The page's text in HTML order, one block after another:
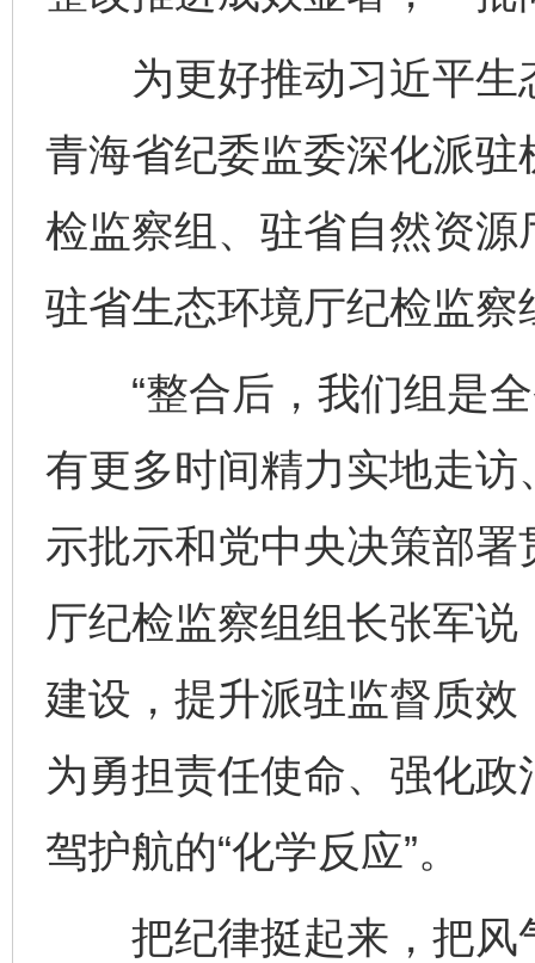
为更好推动习近平生
青海省纪委监委深化派
检监察组、驻省自然资
驻省生态环境厅纪检监察
“整合后，我们组是全
有更多时间精力实地走
示批示和党中央决策部署
厅纪检监察组组长张军
建设，提升派驻监督质效
为勇担责任使命、强化
驾护航的“化学反应”。
把纪律挺起来，把风